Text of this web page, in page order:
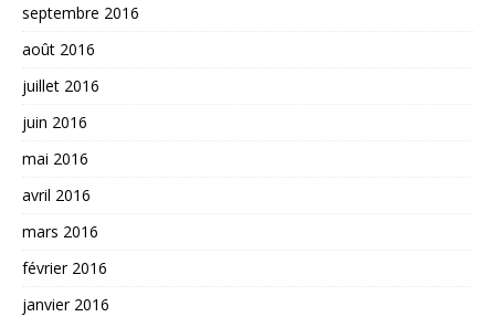
septembre 2016
août 2016
juillet 2016
juin 2016
mai 2016
avril 2016
mars 2016
février 2016
janvier 2016